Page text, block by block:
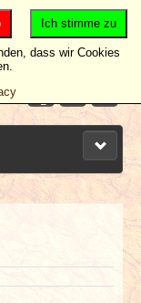
Ich stimme zu
dass wir Cookies